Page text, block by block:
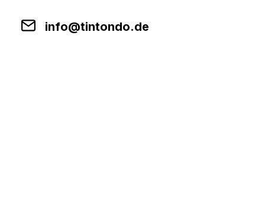
info@tintondo.de